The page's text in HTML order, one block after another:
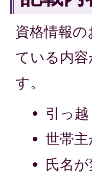
資格情報
ている内
す。
引っ
世帯
氏名